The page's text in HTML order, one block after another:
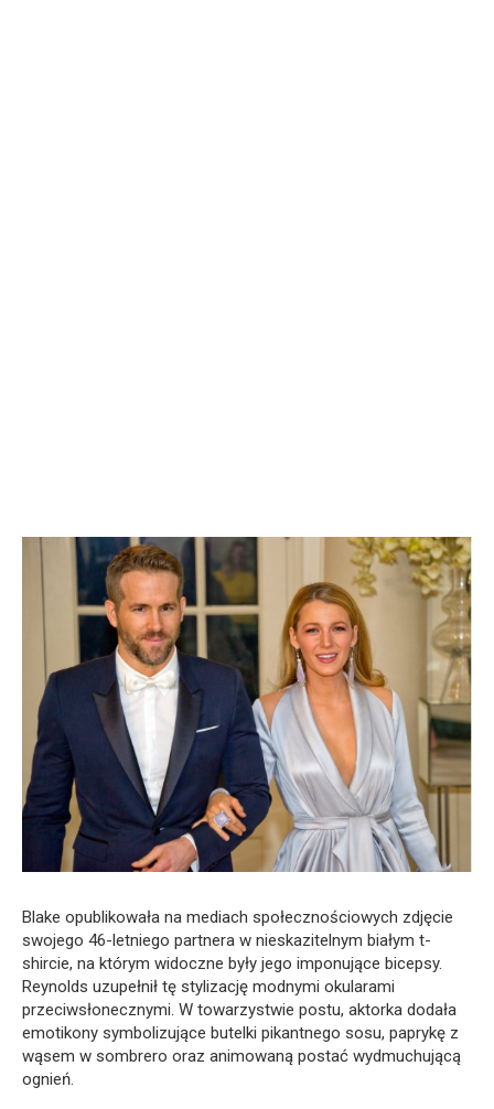
Blake opublikowała na mediach społecznościowych zdjęcie
swojego 46-letniego partnera w nieskazitelnym białym t-
shircie, na którym widoczne były jego imponujące bicepsy.
Reynolds uzupełnił tę stylizację modnymi okularami
przeciwsłonecznymi. W towarzystwie postu, aktorka dodała
emotikony symbolizujące butelki pikantnego sosu, paprykę z
wąsem w sombrero oraz animowaną postać wydmuchującą
ognień.